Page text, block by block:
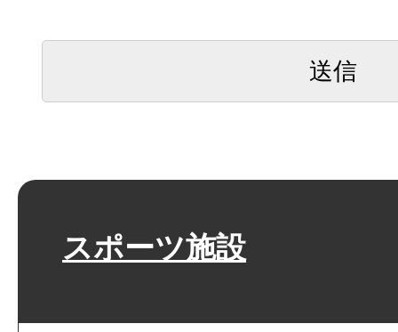
スポーツ施設